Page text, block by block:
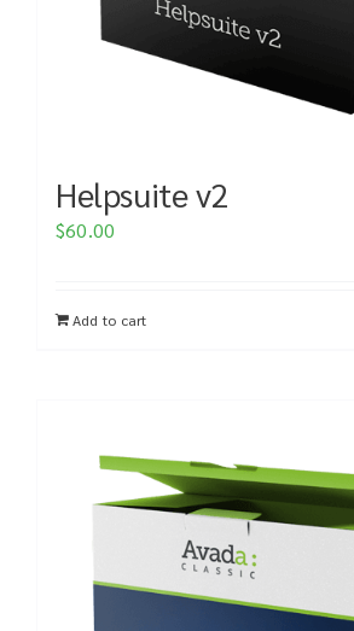
Helpsuite v2
$60.00
Add to cart